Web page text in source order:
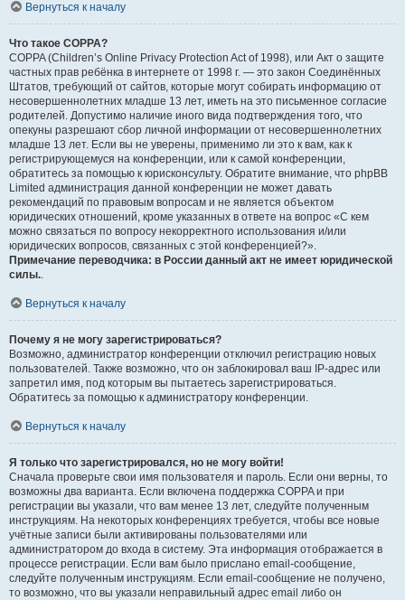
Вернуться к началу
Что такое COPPA?
COPPA (Children’s Online Privacy Protection Act of 1998), или Акт о защите
частных прав ребёнка в интернете от 1998 г. — это закон Соединённых
Штатов, требующий от сайтов, которые могут собирать информацию от
несовершеннолетних младше 13 лет, иметь на это письменное согласие
родителей. Допустимо наличие иного вида подтверждения того, что
опекуны разрешают сбор личной информации от несовершеннолетних
младше 13 лет. Если вы не уверены, применимо ли это к вам, как к
регистрирующемуся на конференции, или к самой конференции,
обратитесь за помощью к юрисконсульту. Обратите внимание, что phpBB
Limited администрация данной конференции не может давать
рекомендаций по правовым вопросам и не является объектом
юридических отношений, кроме указанных в ответе на вопрос «С кем
можно связаться по вопросу некорректного использования и/или
юридических вопросов, связанных с этой конференцией?».
Примечание переводчика: в России данный акт не имеет юридической
силы..
Вернуться к началу
Почему я не могу зарегистрироваться?
Возможно, администратор конференции отключил регистрацию новых
пользователей. Также возможно, что он заблокировал ваш IP-адрес или
запретил имя, под которым вы пытаетесь зарегистрироваться.
Обратитесь за помощью к администратору конференции.
Вернуться к началу
Я только что зарегистрировался, но не могу войти!
Сначала проверьте свои имя пользователя и пароль. Если они верны, то
возможны два варианта. Если включена поддержка COPPA и при
регистрации вы указали, что вам менее 13 лет, следуйте полученным
инструкциям. На некоторых конференциях требуется, чтобы все новые
учётные записи были активированы пользователями или
администратором до входа в систему. Эта информация отображается в
процессе регистрации. Если вам было прислано email-сообщение,
следуйте полученным инструкциям. Если email-сообщение не получено,
то возможно, что вы указали неправильный адрес email либо он